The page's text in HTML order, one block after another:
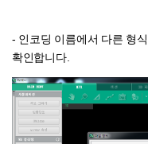
- 인코딩 이름에서 다른 형
확인합니다.